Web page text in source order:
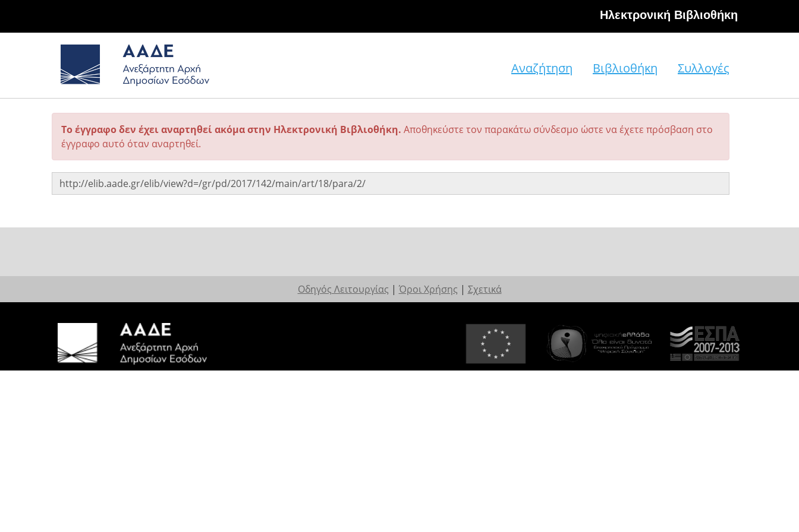
Hλεκτρονική Βιβλιοθήκη
Αναζήτηση Βιβλιοθήκη Συλλογές
Το έγγραφο δεν έχει αναρτηθεί ακόμα στην Ηλεκτρονική Βιβλιοθήκη. Αποθηκεύστε τον παρακάτω σύνδεσμο ώστε να έχετε πρόσβαση στο
έγγραφο αυτό όταν αναρτηθεί.
Οδηγός Λειτουργίας | Όροι Χρήσης | Σχετικά